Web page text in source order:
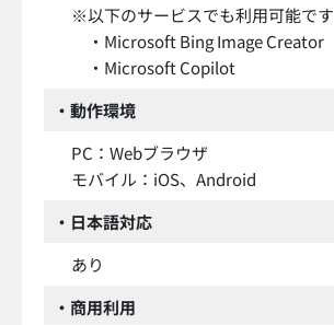
※以下のサービスでも利用可能です
・Microsoft Bing Image Creator
・Microsoft Copilot
・動作環境
PC：Webブラウザ
モバイル：iOS、Android
・日本語対応
あり
・商用利用